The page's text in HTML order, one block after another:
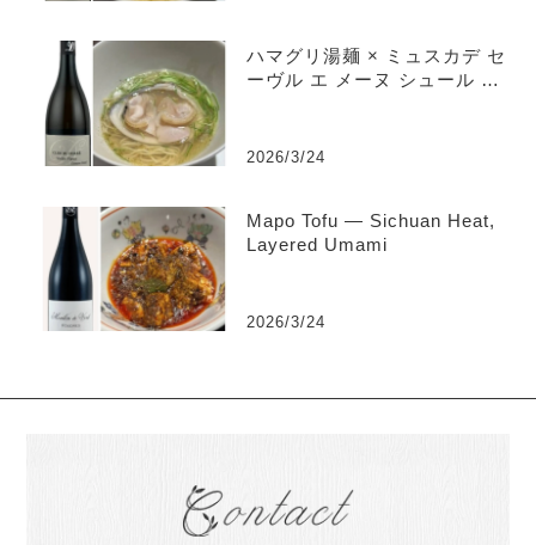
ハマグリ湯麺 × ミュスカデ セ
ーヴル エ メーヌ シュール リ
2026/3/24
Mapo Tofu — Sichuan Heat,
Layered Umami
2026/3/24